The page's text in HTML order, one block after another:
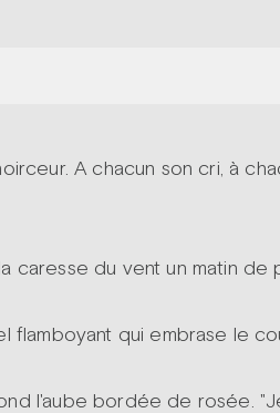
A chacun son cri, à
caresse du vent un matin de
flamboyant qui embrase le
l'aube bordée de rosée.